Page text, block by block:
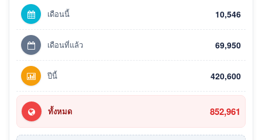
เดือนนี้ 10,546
เดือนที่แล้ว 69,950
ปีนี้ 420,600
ทั้งหมด 852,961